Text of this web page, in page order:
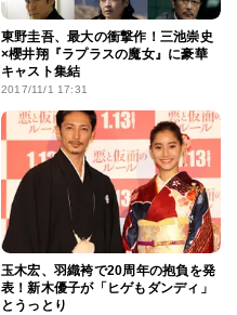
東野圭吾、最大の衝撃作！三池崇史
×櫻井翔『ラプラスの魔女』に豪華
キャスト集結
2017/11/1 17:31
玉木宏、羽織袴で20周年の抱負を発
表！新木優子が「ヒゲもダンディ」
とうっとり